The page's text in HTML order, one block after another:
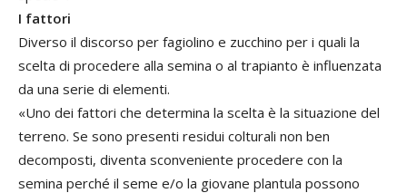
I fattori
Diverso il discorso per fagiolino e zucchino per i quali la
scelta di procedere alla semina o al trapianto è influenzata
da una serie di elementi.
«Uno dei fattori che determina la scelta è la situazione del
terreno. Se sono presenti residui colturali non ben
decomposti, diventa sconveniente procedere con la
semina perché il seme e/o la giovane plantula possono